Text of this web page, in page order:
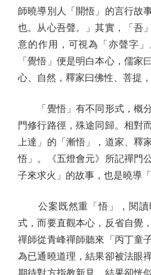
師曉導別人「開悟」的言行故
也。从心吾聲。」其實，「吾
意的作用，可視為「亦聲字」
「覺悟」便是明白本心，儒家
心、自然，釋家曰佛性、菩提，
「覺悟」有不同形式，概分
門修行路徑，殊途同歸。相對
上達」的「漸悟」，道家、釋
悟」。《五燈會元》所記禪門
子來求火」的故事，也是曉導
公案既然重「悟」，閱讀
式，而要直觀本心，反省自覺
禪師從青峰禪師聽來「丙丁童
為已通曉道理，結果卻被法眼
期待對方指教新見，結果卻恍